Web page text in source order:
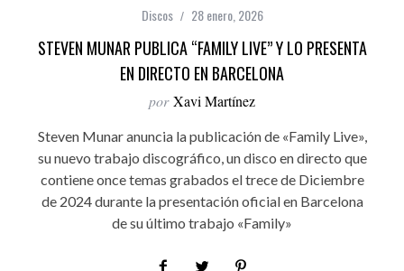
Discos 28 enero, 2026
STEVEN MUNAR PUBLICA “FAMILY LIVE” Y LO PRESENTA
EN DIRECTO EN BARCELONA
por Xavi Martínez
Steven Munar anuncia la publicación de «Family Live»,
su nuevo trabajo discográfico, un disco en directo que
contiene once temas grabados el trece de Diciembre
de 2024 durante la presentación oficial en Barcelona
de su último trabajo «Family»